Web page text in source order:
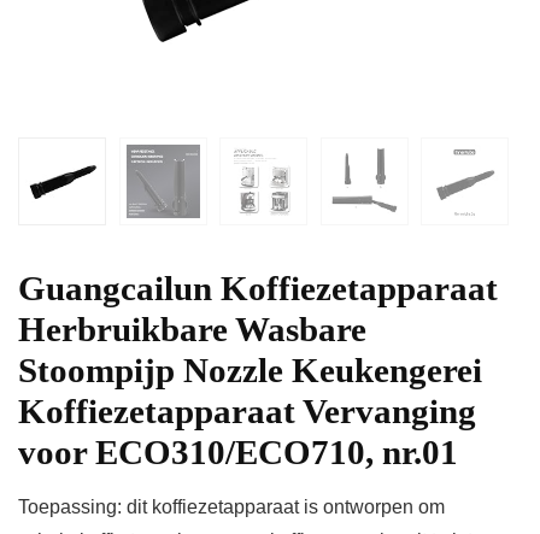
Guangcailun Koffiezetapparaat
Herbruikbare Wasbare
Stoompijp Nozzle Keukengerei
Koffiezetapparaat Vervanging
voor ECO310/ECO710, nr.01
Toepassing: dit koffiezetapparaat is ontworpen om